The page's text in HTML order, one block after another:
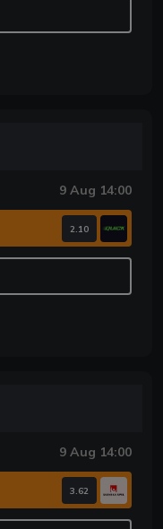
9 Aug 14:00
2.10
9 Aug 14:00
3.62